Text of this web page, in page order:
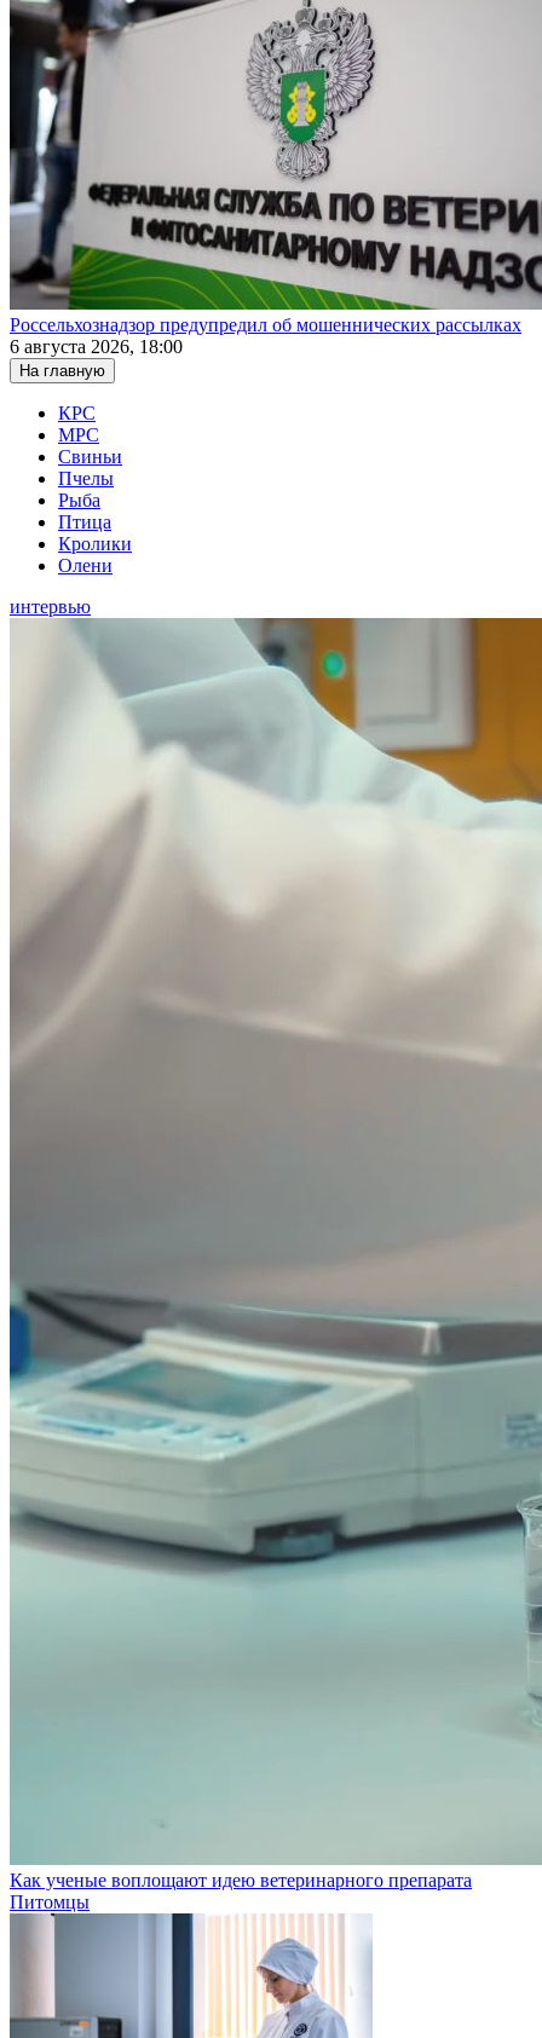
Россельхознадзор предупредил об мошеннических рассылках
6 августа 2026, 18:00
На главную
КРС
МРС
Свиньи
Пчелы
Рыба
Птица
Кролики
Олени
интервью
Как ученые воплощают идею ветеринарного препарата
Питомцы